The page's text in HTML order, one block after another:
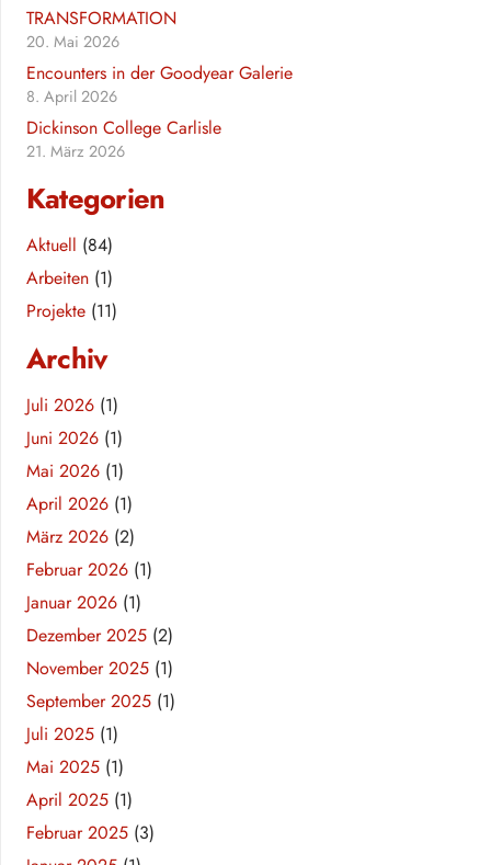
TRANSFORMATION
20. Mai 2026
Encounters in der Goodyear Galerie
8. April 2026
Dickinson College Carlisle
21. März 2026
Kategorien
Aktuell (84)
Arbeiten (1)
Projekte (11)
Archiv
Juli 2026 (1)
Juni 2026 (1)
Mai 2026 (1)
April 2026 (1)
März 2026 (2)
Februar 2026 (1)
Januar 2026 (1)
Dezember 2025 (2)
November 2025 (1)
September 2025 (1)
Juli 2025 (1)
Mai 2025 (1)
April 2025 (1)
Februar 2025 (3)